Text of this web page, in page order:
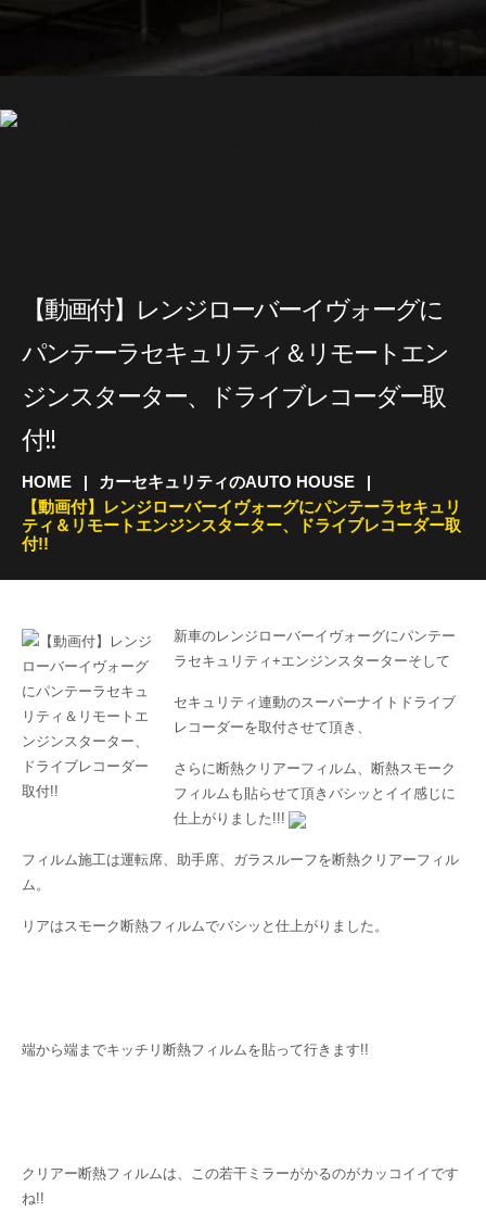
【動画付】レンジローバーイヴォーグに
パンテーラセキュリティ＆リモートエン
ジンスターター、ドライブレコーダー取
付!!
HOME
カーセキュリティのAUTO HOUSE
【動画付】レンジローバーイヴォーグにパンテーラセキュリ
ティ＆リモートエンジンスターター、ドライブレコーダー取
付!!
新車のレンジローバーイヴォーグにパンテー
ラセキュリティ+エンジンスターターそして
セキュリティ連動のスーパーナイトドライブ
レコーダーを取付させて頂き、
さらに断熱クリアーフィルム、断熱スモーク
フィルムも貼らせて頂きバシッとイイ感じに
仕上がりました!!!
フィルム施工は運転席、助手席、ガラスルーフを断熱クリアーフィル
ム。
リアはスモーク断熱フィルムでバシッと仕上がりました。
端から端までキッチリ断熱フィルムを貼って行きます!!
クリアー断熱フィルムは、この若干ミラーがかるのがカッコイイです
ね!!